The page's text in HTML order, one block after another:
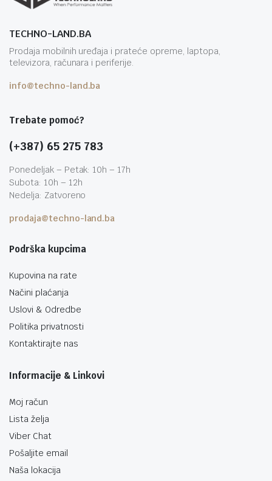
TECHNO-LAND.BA
Prodaja mobilnih uređaja i prateće opreme, laptopa,
televizora, računara i periferije.
info@techno-land.ba
Trebate pomoć?
(+387) 65 275 783
Ponedeljak – Petak: 10h – 17h
Subota: 10h – 12h
Nedelja: Zatvoreno
prodaja@techno-land.ba
Podrška kupcima
Kupovina na rate
Načini plaćanja
Uslovi & Odredbe
Politika privatnosti
Kontaktirajte nas
Informacije & Linkovi
Moj račun
Lista želja
Viber Chat
Pošaljite email
Naša lokacija